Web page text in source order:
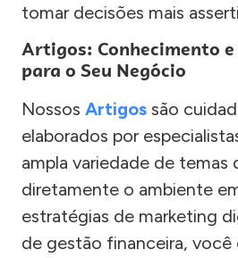
tomar decisões mais
Artigos: Conhecimento
para o Seu Negócio
Nossos Artigos são
elaborados por
ampla variedade de temas
diretamente o ambiente
estratégias de marketing
de gestão financeira, você